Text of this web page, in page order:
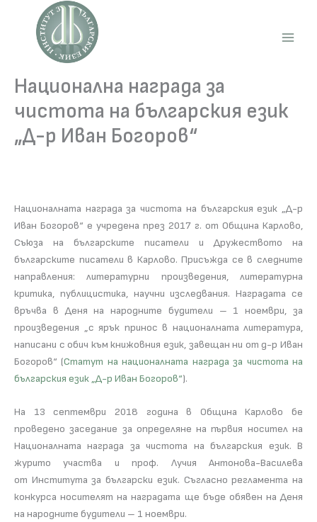
content
Национална награда за
чистота на българския език
„Д-р Иван Богоров“
Националната награда за чистота на българския език „Д-р
Иван Богоров“ е учредена през 2017 г. от Община Карлово,
Съюза на българските писатели и Дружеството на
българските писатели в Карлово. Присъжда се в следните
направления: литературни произведения, литературна
критика, публицистика, научни изследвания. Наградата се
връчва в Деня на народните будители – 1 ноември, за
произведения „с ярък принос в националната литература,
написани с обич към книжовния език, завещан ни от д-р Иван
Богоров“ (Статут на националната награда за чистота на
българския език „Д-р Иван Богоров“).
На 13 септември 2018 година в Община Карлово бе
проведено заседание за определяне на първия носител на
Националната награда за чистота на българския език. В
журито участва и проф. Лучия Антонова-Василева
от Института за български език. Съгласно регламента на
конкурса носителят на наградата ще бъде обявен на Деня
на народните будители – 1 ноември.